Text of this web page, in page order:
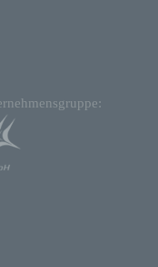
alle
identifizierte
oder indirekt,
zu einer
einer
zu einer
die